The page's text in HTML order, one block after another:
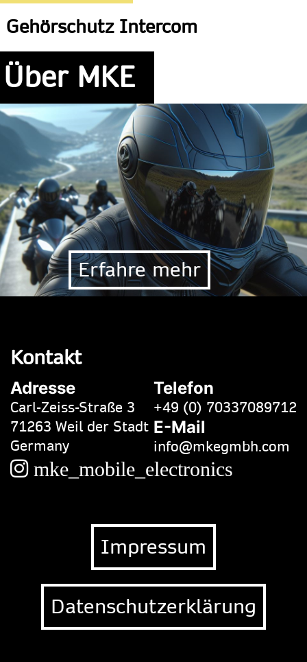
Gehörschutz Intercom
Über MKE
Erfahre mehr
Kontakt
Adresse
Carl-Zeiss-Straße 3
71263 Weil der Stadt
Germany
Telefon
+49 (0) 70337089712
E-Mail
info@mkegmbh.com
mke_mobile_electronics
Impressum
Datenschutzerklärung